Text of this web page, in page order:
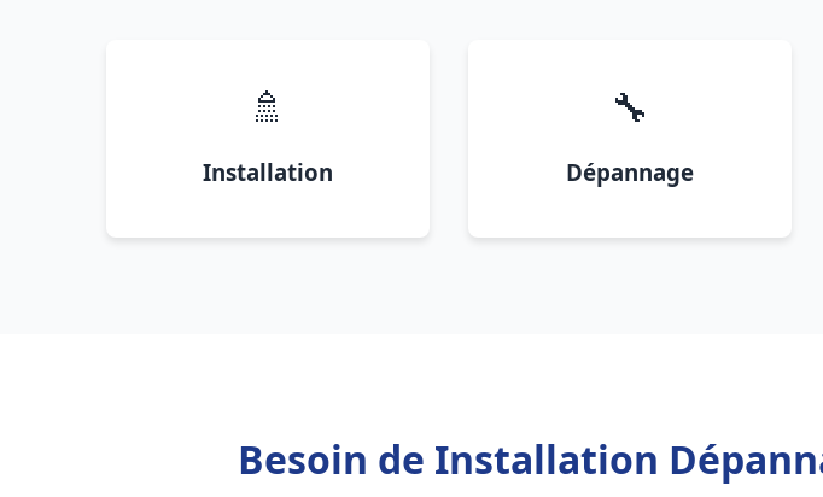
🚿
Installation
🔧
Dépannage
Besoin de Installation